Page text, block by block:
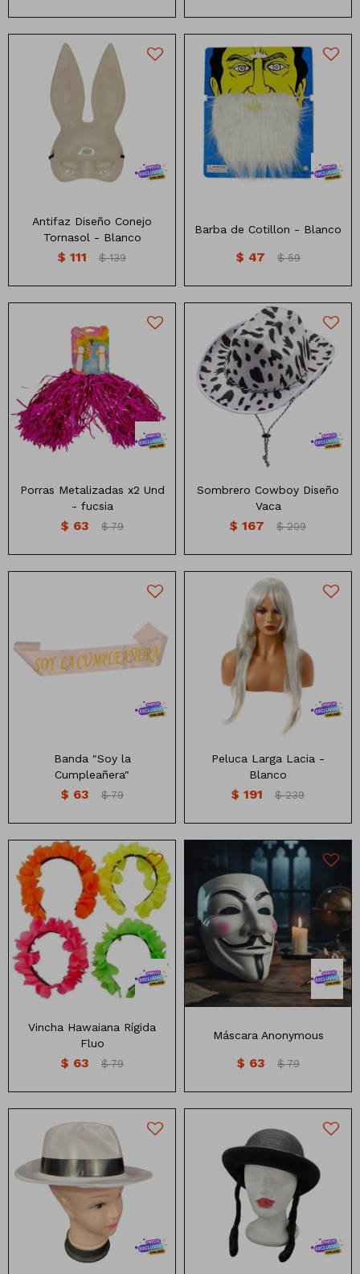
Antifaz de conejo tornasol
Antifaz Diseño Conejo
Tornasol - Blanco
$ 111 $ 139
Barba de cotillon
Barba de Cotillon - Blanco
$ 47 $ 59
Porras Metalizadas
Porras Metalizadas x2 Und
- fucsia
$ 63 $ 79
Sombrero diseño vaca
Sombrero Cowboy Diseño
Vaca
$ 167 $ 209
Banda "Soy la
Cumpleañera"
$ 63 $ 79
Peluca Larga Lacia
Peluca Larga Lacia -
Blanco
$ 191 $ 239
SOLO DISPONIBLE EN COLOR
BLANCO Y ROSA
Vincha Hawaiana Rígida
Fluo
$ 63 $ 79
Máscara de Anonymous
Máscara Anonymous
$ 63 $ 79
Gorro de plástico tipo
tanguero de cotillon